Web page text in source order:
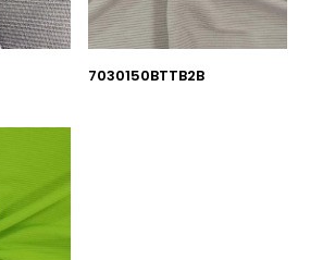
7030150BTTB2B